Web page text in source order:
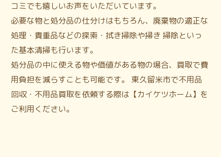
コミでも嬉しいお声をいただいています。
必要な物と処分品の仕分けはもちろん、廃棄物の適正な
処理・貴重品などの探索・拭き掃除や掃き 掃除といっ
た基本清掃も行います。
処分品の中に使える物や価値がある物の場合、買取で費
用負担を減らすことも可能です。 東久留米市で不用品
回収・不用品買取を依頼する際は【カイケツホーム】を
ご利用ください。